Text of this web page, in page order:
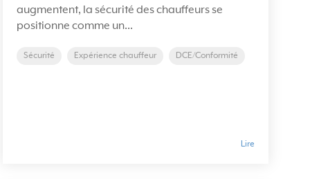
augmentent, la sécurité des chauffeurs se
positionne comme un...
Sécurité Expérience chauffeur DCE/Conformité
Lire